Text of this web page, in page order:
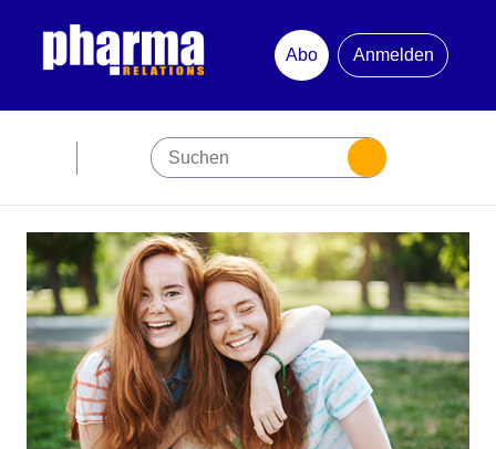
Abo
Anmelden
Premiumpartner
Jubiläum
Newsletter